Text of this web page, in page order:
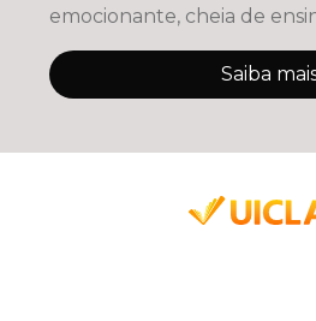
emocionante, cheia de
Saiba